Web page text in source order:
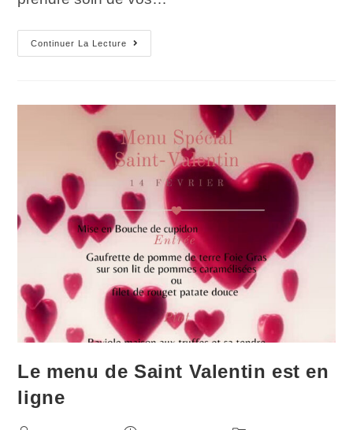
Continuer La Lecture
Le menu de Saint Valentin est en
ligne